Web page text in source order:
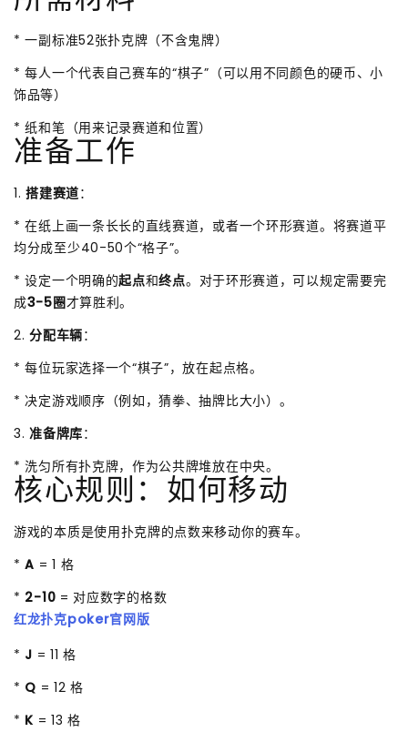
* 一副标准52张扑克牌（不含鬼牌）
* 每人一个代表自己赛车的“棋子”（可以用不同颜色的硬币、小
饰品等）
* 纸和笔（用来记录赛道和位置）
准备工作
1.搭建赛道：
* 在纸上画一条长长的直线赛道，或者一个环形赛道。将赛道平
均分成至少40-50个“格子”。
* 设定一个明确的起点和终点。对于环形赛道，可以规定需要完
成3-5圈才算胜利。
2.分配车辆：
* 每位玩家选择一个“棋子”，放在起点格。
* 决定游戏顺序（例如，猜拳、抽牌比大小）。
3.准备牌库：
* 洗匀所有扑克牌，作为公共牌堆放在中央。
核心规则：如何移动
游戏的本质是使用扑克牌的点数来移动你的赛车。
*A = 1 格
* 2-10 = 对应数字的格数
红龙扑克poker官网版
* J = 11 格
* Q = 12 格
* K = 13 格